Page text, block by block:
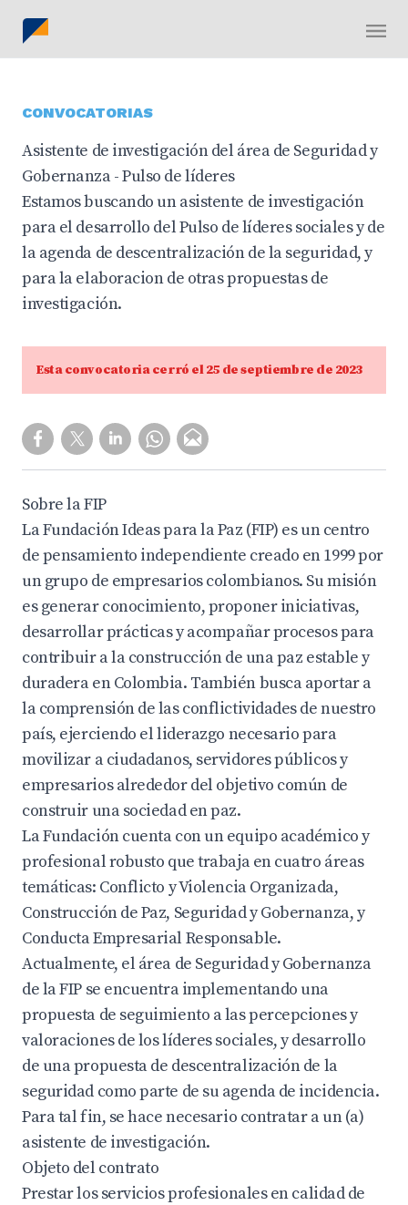
CONVOCATORIAS
Asistente de investigación del área de Seguridad y
Gobernanza - Pulso de líderes
Estamos buscando un asistente de investigación
para el desarrollo del Pulso de líderes sociales y de
la agenda de descentralización de la seguridad, y
para la elaboracion de otras propuestas de
investigación.
Esta convocatoria cerró el 25 de septiembre de 2023
Sobre la FIP
La Fundación Ideas para la Paz (FIP) es un centro
de pensamiento independiente creado en 1999 por
un grupo de empresarios colombianos. Su misión
es generar conocimiento, proponer iniciativas,
desarrollar prácticas y acompañar procesos para
contribuir a la construcción de una paz estable y
duradera en Colombia. También busca aportar a
la comprensión de las conflictividades de nuestro
país, ejerciendo el liderazgo necesario para
movilizar a ciudadanos, servidores públicos y
empresarios alrededor del objetivo común de
construir una sociedad en paz.
La Fundación cuenta con un equipo académico y
profesional robusto que trabaja en cuatro áreas
temáticas: Conflicto y Violencia Organizada,
Construcción de Paz, Seguridad y Gobernanza, y
Conducta Empresarial Responsable.
Actualmente, el área de Seguridad y Gobernanza
de la FIP se encuentra implementando una
propuesta de seguimiento a las percepciones y
valoraciones de los líderes sociales, y desarrollo
de una propuesta de descentralización de la
seguridad como parte de su agenda de incidencia.
Para tal fin, se hace necesario contratar a un (a)
asistente de investigación.
Objeto del contrato
Prestar los servicios profesionales en calidad de